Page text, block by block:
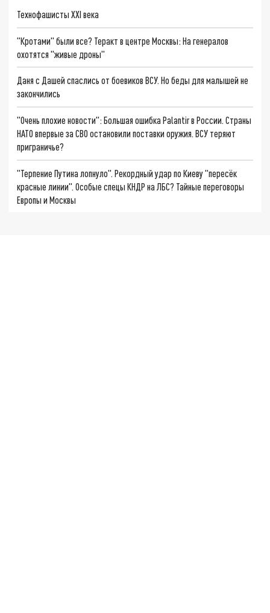
Технофашисты XXI века
"Кротами" были все? Теракт в центре Москвы: На генералов
охотятся "живые дроны"
Даня с Дашей спаслись от боевиков ВСУ. Но беды для малышей не
закончились
"Очень плохие новости": Большая ошибка Palantir в России. Страны
НАТО впервые за СВО остановили поставки оружия. ВСУ теряют
приграничье?
"Терпение Путина лопнуло". Рекордный удар по Киеву "пересёк
красные линии". Особые спецы КНДР на ЛБС? Тайные переговоры
Европы и Москвы